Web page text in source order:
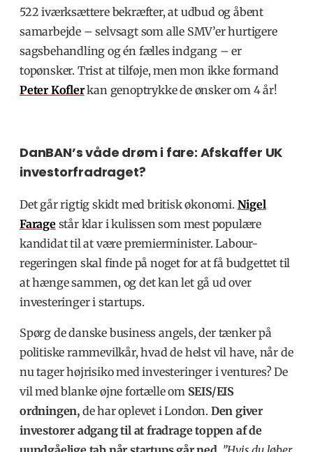
522 iværksættere bekræfter, at udbud og åbent
samarbejde – selvsagt som alle SMV’er hurtigere
sagsbehandling og én fælles indgang – er
topønsker. Trist at tilføje, men mon ikke formand
Peter Koflerkan genoptrykke de ønsker om 4 år!
DanBAN’s våde drøm i fare: Afskaffer UK
investorfradraget?
Det går rigtig skidt med britisk økonomi. Nigel
Faragestår klar i kulissen som mest populære
kandidat til at være premierminister. Labour-
regeringen skal finde på noget for at få budgettet til
at hænge sammen, og det kan let gå ud over
investeringer i startups.
Spørg de danske business angels, der tænker på
politiske rammevilkår, hvad de helst vil have, når de
nu tager højrisiko med investeringer i ventures? De
vil med blanke øjne fortælle om SEIS/EIS
ordningen, de har oplevet i London. Den giver
investorer adgang til at fradrage toppen af de